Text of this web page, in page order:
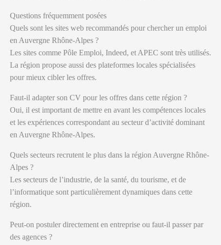
Questions fréquemment posées
Quels sont les sites web recommandés pour chercher un emploi
en Auvergne Rhône-Alpes ?
Les sites comme Pôle Emploi, Indeed, et APEC sont très utilisés.
La région propose aussi des plateformes locales spécialisées
pour mieux cibler les offres.
Faut-il adapter son CV pour les offres dans cette région ?
Oui, il est important de mettre en avant les compétences locales
et les expériences correspondant au secteur d’activité dominant
en Auvergne Rhône-Alpes.
Quels secteurs recrutent le plus dans la région Auvergne Rhône-
Alpes ?
Les secteurs de l’industrie, de la santé, du tourisme, et de
l’informatique sont particulièrement dynamiques dans cette
région.
Peut-on postuler directement en entreprise ou faut-il passer par
des agences ?